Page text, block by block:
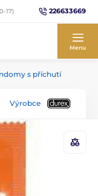
17) 226633669
Menu
s příchutí
Výrobce